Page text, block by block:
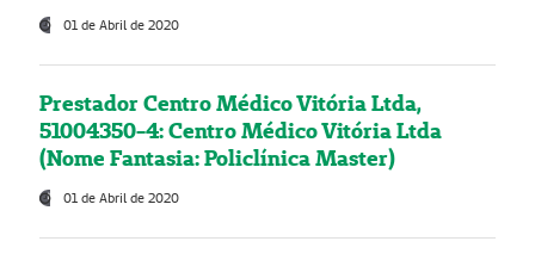
01 de Abril de 2020
Prestador Centro Médico Vitória Ltda,
51004350-4: Centro Médico Vitória Ltda
(Nome Fantasia: Policlínica Master)
01 de Abril de 2020